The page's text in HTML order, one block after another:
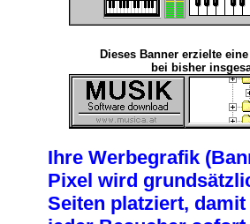
Dieses Banner erzielte
bei bisher
Ihre Werbegrafik
Pixel wird
Seiten platziert,